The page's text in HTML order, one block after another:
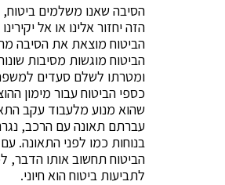
הסיבה שאנו משלמים
הזה יחזור אלינו או אל
הביטוח מוצאת את הסיבה
הביטוח מוגשות מסיבות
ומטרתו לשלם סעדים
כספי הביטוח עבור מימון
שהוא מנוע מלעבוד עקב
עברתם תאונה עם הרכב,
בנוחות כמו לפני התאונה.
הביטוח תחשוב אותו הדבר,
לתביעות ביטוח הוא חיוני.